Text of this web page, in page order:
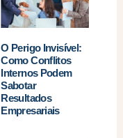
O Perigo Invisível:
Como Conflitos
Internos Podem
Sabotar
Resultados
Empresariais